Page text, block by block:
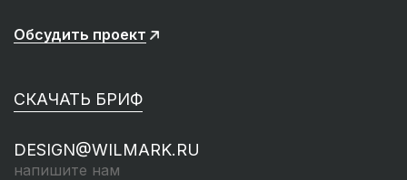
Обсудить проект
СКАЧАТЬ БРИФ
DESIGN@WILMARK.RU
напишите нам